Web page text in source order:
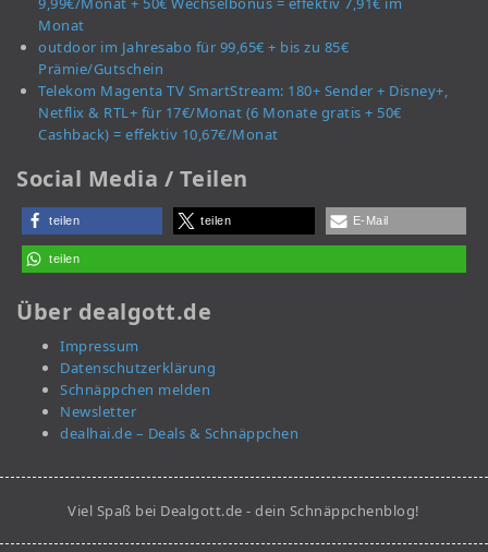
Monat
outdoor im Jahresabo für 99,65€ + bis zu 85€
Prämie/Gutschein
Telekom Magenta TV SmartStream: 180+ Sender + Disney+,
Netflix & RTL+ für 17€/Monat (6 Monate gratis + 50€
Cashback) = effektiv 10,67€/Monat
Social Media / Teilen
teilen teilen E-Mail
teilen
Über dealgott.de
Impressum
Datenschutzerklärung
Schnäppchen melden
Newsletter
dealhai.de – Deals & Schnäppchen
Viel Spaß bei Dealgott.de - dein Schnäppchenblog!